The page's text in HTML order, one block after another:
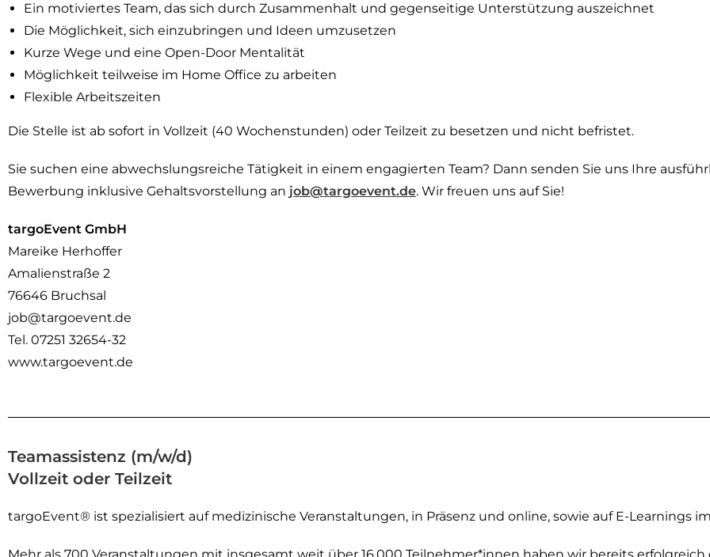
Ein motiviertes Team, das sich durch Zusammenhalt und gegenseitige Unterstützung auszeichnet
Die Möglichkeit, sich einzubringen und Ideen umzusetzen
Kurze Wege und eine Open-Door Mentalität
Möglichkeit teilweise im Home Office zu arbeiten
Flexible Arbeitszeiten
Die Stelle ist ab sofort in Vollzeit (40 Wochenstunden) oder Teilzeit zu besetzen und nicht befristet.
Sie suchen eine abwechslungsreiche Tätigkeit in einem engagierten Team? Dann senden Sie uns Ihre
Bewerbung inklusive Gehaltsvorstellung an job@targoevent.de. Wir freuen uns auf Sie!
targoEvent GmbH
Mareike Herhoffer
Amalienstraße 2
76646 Bruchsal
job@targoevent.de
Tel. 07251 32654-32
www.targoevent.de
Teamassistenz (m/w/d)
Vollzeit oder Teilzeit
targoEvent® ist spezialisiert auf medizinische Veranstaltungen, in Präsenz und online, sowie auf E-Learnings